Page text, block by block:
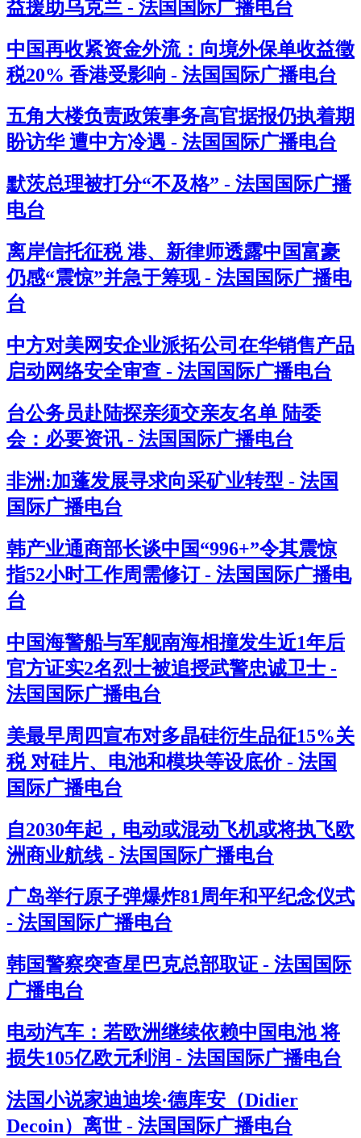
益援助乌克兰 - 法国国际广播电台
中国再收紧资金外流：向境外保单收益徵
税20% 香港受影响 - 法国国际广播电台
五角大楼负责政策事务高官据报仍执着期
盼访华 遭中方冷遇 - 法国国际广播电台
默茨总理被打分“不及格” - 法国国际广播
电台
离岸信托征税 港、新律师透露中国富豪
仍感“震惊”并急于筹现 - 法国国际广播电
台
中方对美网安企业派拓公司在华销售产品
启动网络安全审查 - 法国国际广播电台
台公务员赴陆探亲须交亲友名单 陆委
会：必要资讯 - 法国国际广播电台
非洲:加蓬发展寻求向采矿业转型 - 法国
国际广播电台
韩产业通商部长谈中国“996+”令其震惊
指52小时工作周需修订 - 法国国际广播电
台
中国海警船与军舰南海相撞发生近1年后
官方证实2名烈士被追授武警忠诚卫士 -
法国国际广播电台
美最早周四宣布对多晶硅衍生品征15%关
税 对硅片、电池和模块等设底价 - 法国
国际广播电台
自2030年起，电动或混动飞机或将执飞欧
洲商业航线 - 法国国际广播电台
广岛举行原子弹爆炸81周年和平纪念仪式
- 法国国际广播电台
韩国警察突查星巴克总部取证 - 法国国际
广播电台
电动汽车：若欧洲继续依赖中国电池 将
损失105亿欧元利润 - 法国国际广播电台
法国小说家迪迪埃·德库安（Didier
Decoin）离世 - 法国国际广播电台